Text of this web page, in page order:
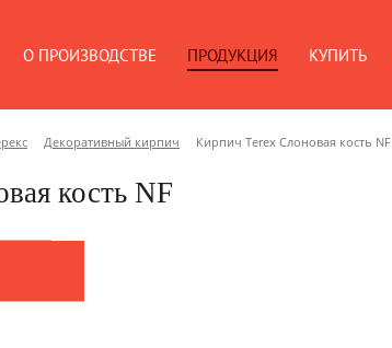
О ПРОИЗВОДСТВЕ ПРОДУКЦИЯ КУПИТЬ
Декоративный кирпич Кирпич Terex Слоновая кость NF
кость NF